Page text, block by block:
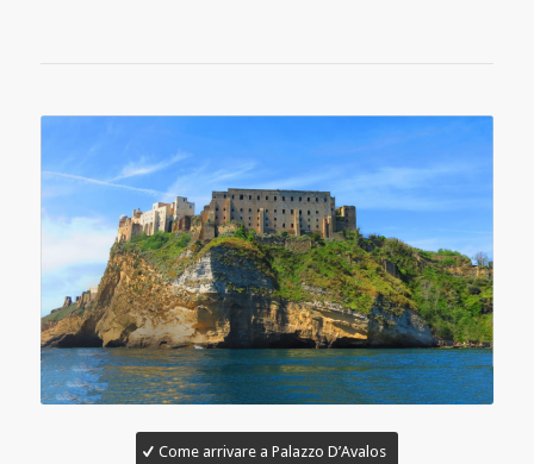
Come arrivare a Palazzo D’Avalos